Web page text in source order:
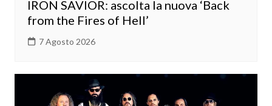
IRON SAVIOR: ascolta la nuova ‘Back
from the Fires of Hell’
7 Agosto 2026